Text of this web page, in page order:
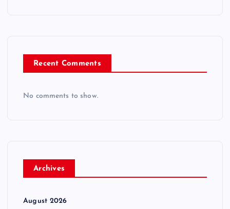
Recent Comments
No comments to show.
Archives
August 2026